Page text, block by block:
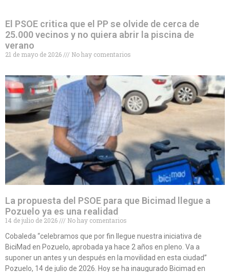
El PSOE critica que el PP se olvide de cerca de
25.000 vecinos y no quiera abrir la piscina de
verano
21 de mayo de 2026 No hay comentarios
La propuesta del PSOE para que Bicimad llegue a
Pozuelo ya es una realidad
14 de julio de 2026
No hay comentarios
Cobaleda “celebramos que por fin llegue nuestra iniciativa de
BiciMad en Pozuelo, aprobada ya hace 2 años en pleno. Va a
suponer un antes y un después en la movilidad en esta ciudad”
Pozuelo, 14 de julio de 2026. Hoy se ha inaugurado Bicimad en